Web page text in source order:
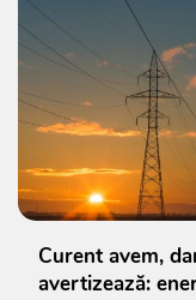
Curent avem,
avertizează: